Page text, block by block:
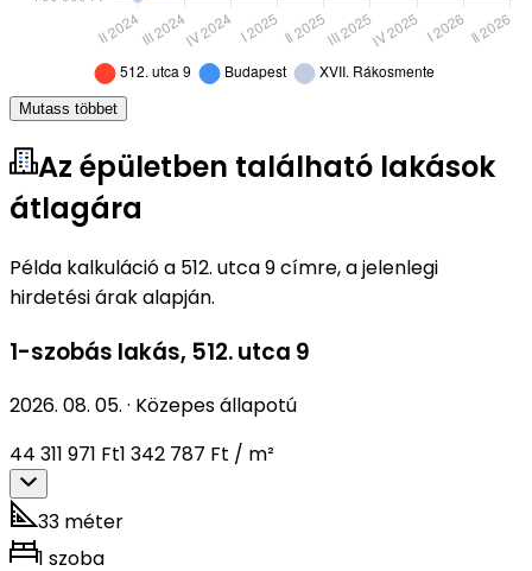
Mutass többet
Az épületben található lakások
átlagára
Példa kalkuláció a 512. utca 9 címre, a jelenlegi
hirdetési árak alapján.
1-szobás lakás, 512. utca 9
2026. 08. 05. · Közepes állapotú
44 311 971 Ft1 342 787 Ft / m²
33 méter
1 szoba